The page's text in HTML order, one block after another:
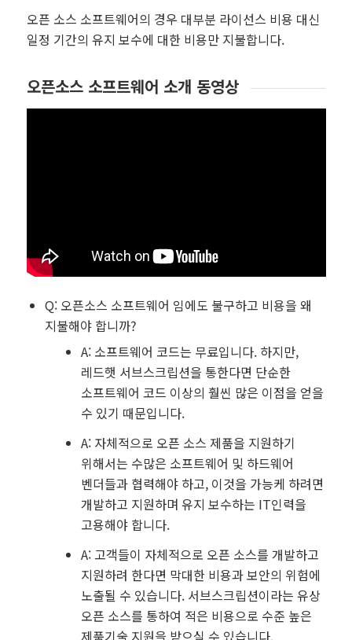
오픈 소스 소프트웨어의 경우 대부분 라이선스 비용 대신
일정 기간의 유지 보수에 대한 비용만 지불합니다.
오픈소스 소프트웨어 소개 동영상
Q: 오픈소스 소프트웨어 임에도 불구하고 비용을 왜
지불해야 합니까?
A: 소프트웨어 코드는 무료입니다. 하지만,
레드햇 서브스크립션을 통한다면 단순한
소프트웨어 코드 이상의 훨씬 많은 이점을 얻을
수 있기 때문입니다.
A: 자체적으로 오픈 소스 제품을 지원하기
위해서는 수많은 소프트웨어 및 하드웨어
벤더들과 협력해야 하고, 이것을 가능케 하려면
개발하고 지원하며 유지 보수하는 IT인력을
고용해야 합니다.
A: 고객들이 자체적으로 오픈 소스를 개발하고
지원하려 한다면 막대한 비용과 보안의 위험에
노출될 수 있습니다. 서브스크립션이라는 유상
오픈 소스를 통하여 적은 비용으로 수준 높은
제품기술 지원을 받으실 수 있습니다.